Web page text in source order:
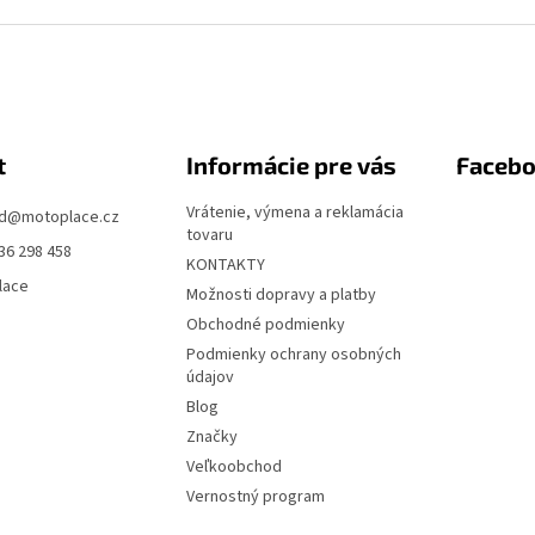
@motoplace.cz
298 458
Informácie pre vás
Vrátenie, výmena a reklamácia
tovaru
KONTAKTY
Možnosti dopravy a platby
Obchodné podmienky
Podmienky ochrany osobných
údajov
Blog
Značky
Veľkoobchod
Vernostný program